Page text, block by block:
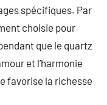
spécifiques. Par
choisie pour
que le quartz
et l’harmonie
favorise la richesse